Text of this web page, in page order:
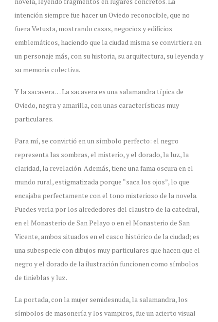
intención siempre fue hacer un Oviedo reconocible, que no
fuera Vetusta, mostrando casas, negocios y edificios
emblemáticos, haciendo que la ciudad misma se convirtiera en
un personaje más, con su historia, su arquitectura, su leyenda y
su memoria colectiva.
Y la sacavera… La sacavera es una salamandra típica de
Oviedo, negra y amarilla, con unas características muy
particulares.
Para mí, se convirtió en un símbolo perfecto: el negro
representa las sombras, el misterio, y el dorado, la luz, la
claridad, la revelación. Además, tiene una fama oscura en el
mundo rural, estigmatizada porque “saca los ojos”, lo que
encajaba perfectamente con el tono misterioso de la novela.
Puedes verla por los alrededores del claustro de la catedral,
en el Monasterio de San Pelayo o en el Monasterio de San
Vicente, ambos situados en el casco histórico de la ciudad; es
una subespecie con dibujos muy particulares que hacen que el
negro y el dorado de la ilustración funcionen como símbolos
de tinieblas y luz.
La portada, con la mujer semidesnuda, la salamandra, los
símbolos de masonería y los vampiros, fue un acierto visual